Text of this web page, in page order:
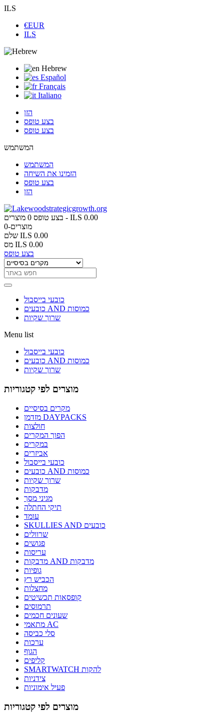
ILS
€EUR
ILS
Hebrew
Español
Français
Italiano
הזן
בצע טופס
בצע טופס
המשתמש
המשתמש
הזמינו את השיחה
בצע טופס
הזן
בצע טופס 0 מוצרים - ILS 0.00
0-מוצרים
שלם ILS 0.00
מס ILS 0.00
בצע טופס
כובעי בייסבול
כובעים AND כמוסות
שרוך שקיות
Menu list
כובעי בייסבול
כובעים AND כמוסות
שרוך שקיות
מוצרים לפי קטגוריות
מקרים בסיסיים
מזדמן DAYPACKS
חולצות
הפוך המקרים
במקרים
אביזרים
כובעי בייסבול
כובעים AND כמוסות
שרוך שקיות
מדבקות
מגיני מסך
תיקי החתלה
עומד
SKULLIES AND כובעים
שרוולים
פגושים
עריסות
מדבקות AND מדבקות
גופיות
הכביש רץ
מחצלות
קופסאות תכשיטים
תרמוסים
שעונים חכמים
מתאמי AC
סלי כביסה
ערכות
הגוף
קליפים
SMARTWATCH להקות
צידניות
פעיל אימוניות
מוצרים לפי קטגוריות